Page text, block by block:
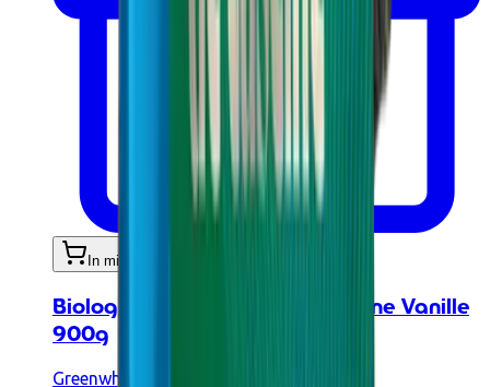
In mijn winkelwagen
Biologische plantaardige proteïne Vanille
900g
Greenwhey